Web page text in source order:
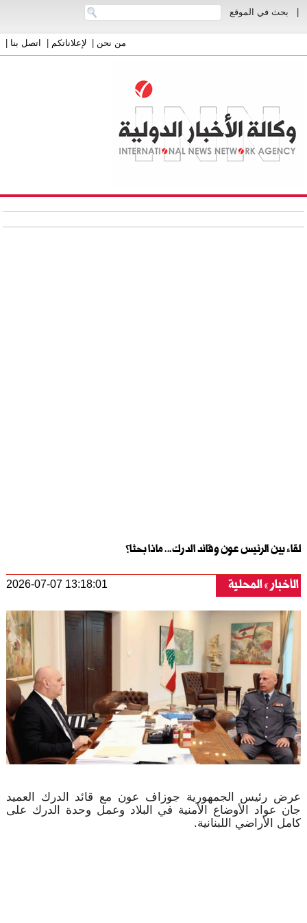
بحث في الموقع
من نحن| لإعلاناتكم| اتصل بنا|
لقاء بين الرئيس عون وقائد الدرك... ماذا بحثا؟
الأخبار المحلية 2026-07-07 13:18:01
عرض رئيس الجمهورية جوزاف عون مع قائد الدرك العميد
جان عواد الأوضاع الأمنية في البلاد وعمل وحدة الدرك على
كامل الأراضي اللبنانية.